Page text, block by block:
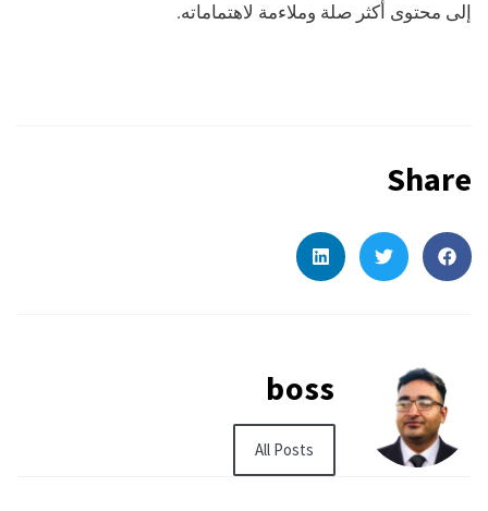
إلى محتوى أكثر صلة وملاءمة لاهتماماته.
Share
boss
All Posts